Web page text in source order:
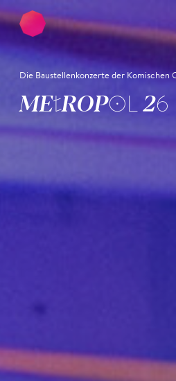
Zum Hauptinhalt springen Zum
Die Baustellenkonzerte der Komischen
METROPOL 26